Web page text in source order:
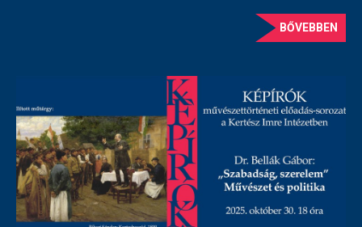
BŐVEBBEN